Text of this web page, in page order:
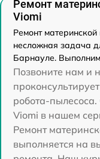
Ремонт
Viomi
Ремонт
несложная задача
Барнауле.
Позвоните нам и
робота-
Viomi в нашем
Ремонт
выполняется на